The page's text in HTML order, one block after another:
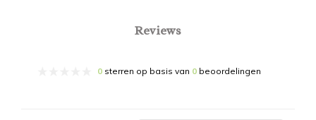
Reviews
0 sterren op basis van 0 beoordelingen